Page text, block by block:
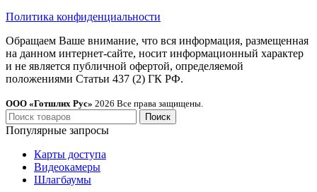
Политика конфиденциальности
Обращаем Ваше внимание, что вся информация, размещенная
на данном интернет-сайте, носит информационный характер
и не является публичной офертой, определяемой
положениями Статьи 437 (2) ГК РФ.
ООО «Готшлих Рус» 2026 Все права защищены.
Поиск
Популярные запросы
Карты доступа
Видеокамеры
Шлагбаумы